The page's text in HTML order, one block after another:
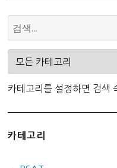
카테고리를 설정하면 검색
카테고리